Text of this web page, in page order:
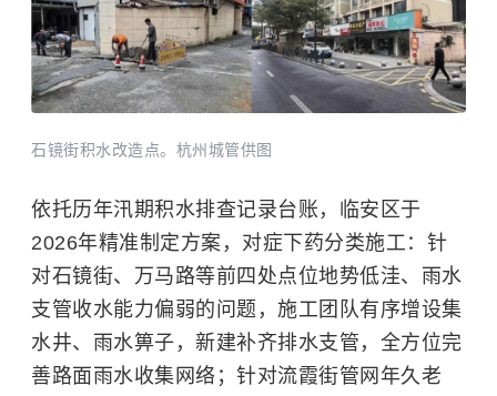
石镜街积水改造点。杭州城管供图
依托历年汛期积水排查记录台账，临安区于
2026年精准制定方案，对症下药分类施工：针
对石镜街、万马路等前四处点位地势低洼、雨水
支管收水能力偏弱的问题，施工团队有序增设集
水井、雨水箅子，新建补齐排水支管，全方位完
善路面雨水收集网络；针对流霞街管网年久老